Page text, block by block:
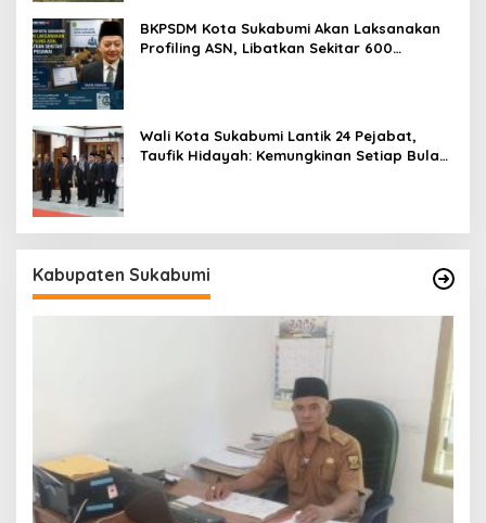
BKPSDM Kota Sukabumi Akan Laksanakan
Profiling ASN, Libatkan Sekitar 600
Wali Kota Sukabumi Lantik 24 Pejabat,
Taufik Hidayah: Kemungkinan Setiap Bulan
Kabupaten Sukabumi